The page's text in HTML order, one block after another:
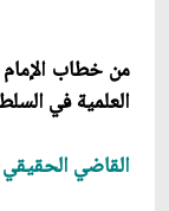
من خطاب
العلمية في السلطة القضائية
القاضي الحقيقي